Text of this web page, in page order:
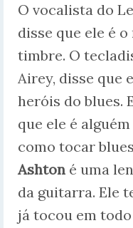
O vocalista do
disse que ele é
timbre. O
Airey, disse que
heróis do blues.
que ele é
como tocar
Ashton é uma
da guitarra. Ele
já tocou em